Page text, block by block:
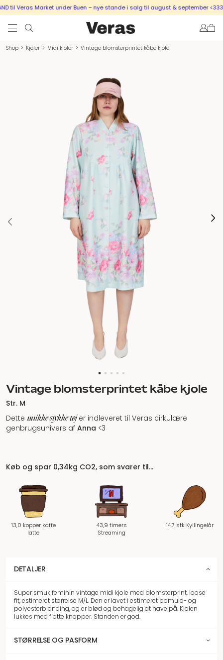
til Veras Market under Buen – nye stande i salg til august & september <333
Shop > Kjoler > Midi kjoler > Vintage blomsterprintet kåbe kjole
Vintage blomsterprintet kåbe kjole
Str. M
Dette unikke stykke tøjer indleveret til Veras cirkulære
genbrugsunivers af Anna <3
Køb og spar 0,34kg CO2, som svarer til…
13,0 kopper kaffe
latte
43,9 timers
Streaming
14,7 stk Kyllingelår
DETALJER
Super smuk feminin vintage midi kjole med blomsterprint, loose
fit, estimeret størrelse M/L. Den er lavet i estimeret bomuld- og
polyesterblanding, og er blød og behagelig at have på. Kjolen
lukkes med flotte knapper. Standen er god.
STØRRELSE OG PASFORM